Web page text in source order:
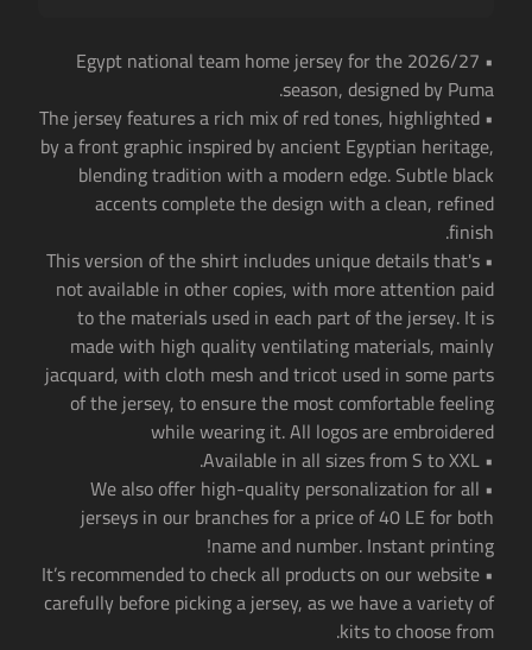
• Egypt national team home jersey for the 2026/27
season, designed by Puma.
• The jersey features a rich mix of red tones, highlighted
by a front graphic inspired by ancient Egyptian heritage,
blending tradition with a modern edge. Subtle black
accents complete the design with a clean, refined
finish.
• This version of the shirt includes unique details that's
not available in other copies, with more attention paid
to the materials used in each part of the jersey. It is
made with high quality ventilating materials, mainly
jacquard, with cloth mesh and tricot used in some parts
of the jersey, to ensure the most comfortable feeling
while wearing it. All logos are embroidered
• Available in all sizes from S to XXL.
• We also offer high-quality personalization for all
jerseys in our branches for a price of 40 LE for both
name and number. Instant printing!
• It’s recommended to check all products on our website
carefully before picking a jersey, as we have a variety of
kits to choose from.